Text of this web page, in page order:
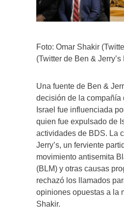
Foto: Omar Shakir
(Twitter de Ben & Jerry’s
Una fuente de Ben &
decisión de la compañía
Israel fue influenciada
quien fue expulsado de
actividades de BDS. La
Jerry’s, un ferviente
movimiento antisemita
(BLM) y otras causas
rechazó los llamados
opiniones opuestas a la
Shakir.